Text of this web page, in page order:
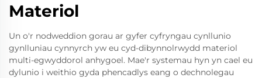
Materiol
Un o'r nodweddion gorau ar gyfer cyfryngau cynllunio
gynlluniau cynnyrch yw eu cyd-dibynnolrwydd materiol
multi-egwyddorol anhygoel. Mae'r systemau hyn yn cael eu
dylunio i weithio gyda phencadlys eang o dechnolegau